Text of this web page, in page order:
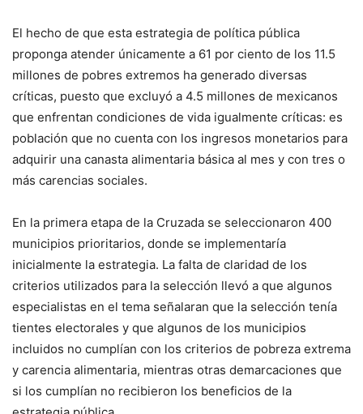
El hecho de que esta estrategia de política pública
proponga atender únicamente a 61 por ciento de los 11.5
millones de pobres extremos ha generado diversas
críticas, puesto que excluyó a 4.5 millones de mexicanos
que enfrentan condiciones de vida igualmente críticas: es
población que no cuenta con los ingresos monetarios para
adquirir una canasta alimentaria básica al mes y con tres o
más carencias sociales.
En la primera etapa de la Cruzada se seleccionaron 400
municipios prioritarios, donde se implementaría
inicialmente la estrategia. La falta de claridad de los
criterios utilizados para la selección llevó a que algunos
especialistas en el tema señalaran que la selección tenía
tientes electorales y que algunos de los municipios
incluidos no cumplían con los criterios de pobreza extrema
y carencia alimentaria, mientras otras demarcaciones que
si los cumplían no recibieron los beneficios de la